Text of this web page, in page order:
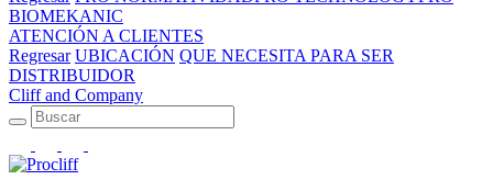
BIOMEKANIC
ATENCIÓN A CLIENTES
Regresar UBICACIÓN QUE NECESITA PARA SER
DISTRIBUIDOR
Cliff and Company